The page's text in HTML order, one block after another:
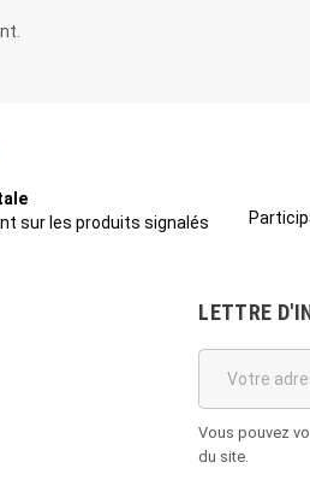
sur les produits signalés
LETTRE
Vous pouvez
du site.